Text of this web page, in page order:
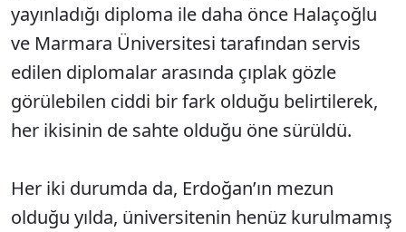
yayınladığı diploma ile daha önce Halaçoğlu
ve Marmara Üniversitesi tarafından servis
edilen diplomalar arasında çıplak gözle
görülebilen ciddi bir fark olduğu belirtilerek,
her ikisinin de sahte olduğu öne sürüldü.
Her iki durumda da, Erdoğan’ın mezun
olduğu yılda, üniversitenin henüz kurulmamış